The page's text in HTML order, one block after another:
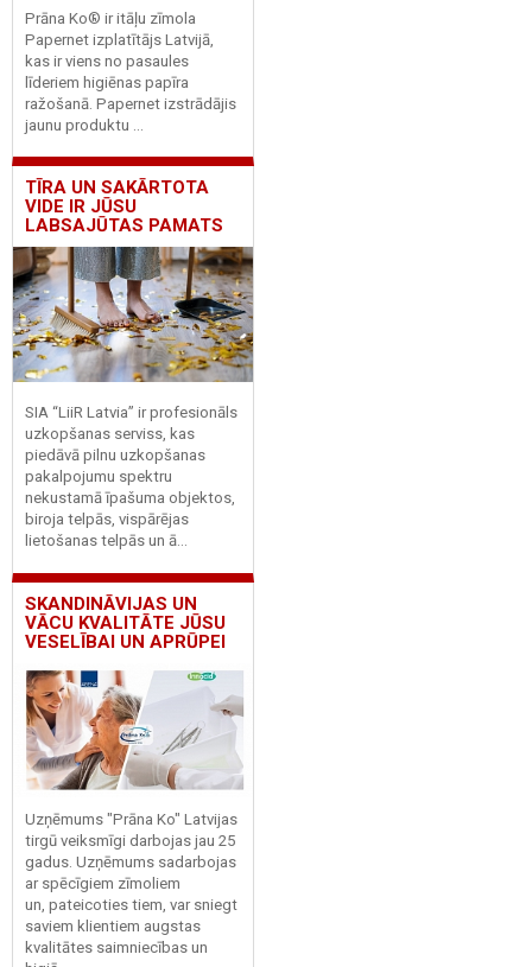
Prāna Ko® ir itāļu zīmola
Papernet izplatītājs Latvijā,
kas ir viens no pasaules
līderiem higiēnas papīra
ražošanā. Papernet izstrādājis
jaunu produktu ...
TĪRA UN SAKĀRTOTA
VIDE IR JŪSU
LABSAJŪTAS PAMATS
SIA “LiiR Latvia” ir profesionāls
uzkopšanas serviss, kas
piedāvā pilnu uzkopšanas
pakalpojumu spektru
nekustamā īpašuma objektos,
biroja telpās, vispārējas
lietošanas telpās un ā...
SKANDINĀVIJAS UN
VĀCU KVALITĀTE JŪSU
VESELĪBAI UN APRŪPEI
Uzņēmums "Prāna Ko" Latvijas
tirgū veiksmīgi darbojas jau 25
gadus. Uzņēmums sadarbojas
ar spēcīgiem zīmoliem
un, pateicoties tiem, var sniegt
saviem klientiem augstas
kvalitātes saimniecības un